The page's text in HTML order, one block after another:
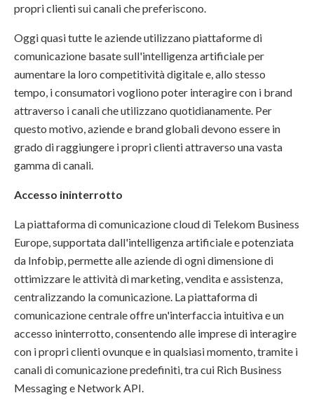
propri clienti sui canali che preferiscono.
Oggi quasi tutte le aziende utilizzano piattaforme di
comunicazione basate sull'intelligenza artificiale per
aumentare la loro competitività digitale e, allo stesso
tempo, i consumatori vogliono poter interagire con i brand
attraverso i canali che utilizzano quotidianamente. Per
questo motivo, aziende e brand globali devono essere in
grado di raggiungere i propri clienti attraverso una vasta
gamma di canali.
Accesso ininterrotto
La piattaforma di comunicazione cloud di Telekom Business
Europe, supportata dall'intelligenza artificiale e potenziata
da Infobip, permette alle aziende di ogni dimensione di
ottimizzare le attività di marketing, vendita e assistenza,
centralizzando la comunicazione. La piattaforma di
comunicazione centrale offre un'interfaccia intuitiva e un
accesso ininterrotto, consentendo alle imprese di interagire
con i propri clienti ovunque e in qualsiasi momento, tramite i
canali di comunicazione predefiniti, tra cui Rich Business
Messaging e Network API.